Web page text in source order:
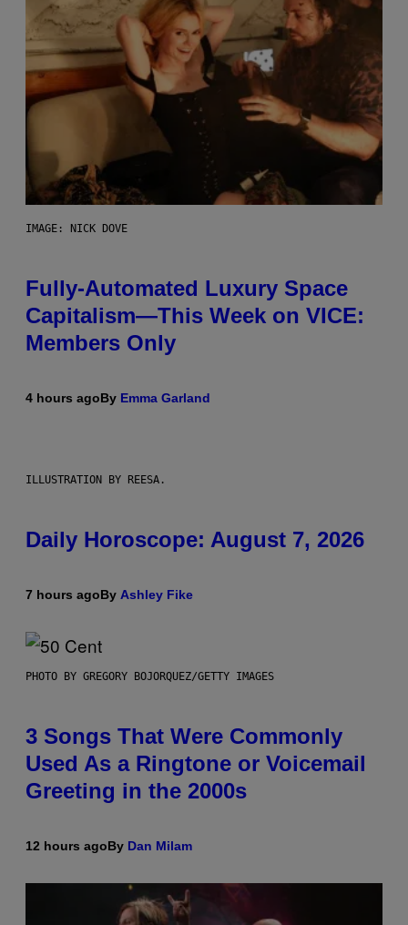
IMAGE: NICK DOVE
Fully-Automated Luxury Space
Capitalism—This Week on VICE:
Members Only
4 hours agoBy Emma Garland
ILLUSTRATION BY REESA.
Daily Horoscope: August 7, 2026
7 hours agoBy Ashley Fike
PHOTO BY GREGORY BOJORQUEZ/GETTY IMAGES
3 Songs That Were Commonly
Used As a Ringtone or Voicemail
Greeting in the 2000s
12 hours agoBy Dan Milam